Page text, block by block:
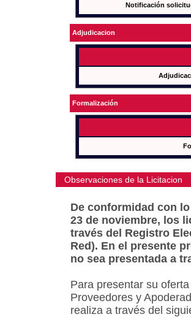
Notificación
Adjudicacion
Formalización
Observaciones de la Licitacion
De conformidad con
23 de noviembre, los
través del Registro
Red). En el presente
no sea presentada a
Para presentar su
Proveedores y
realiza a través del